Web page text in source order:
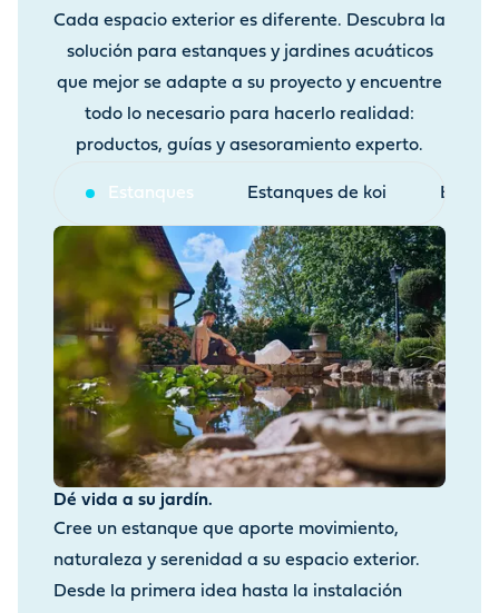
Cada espacio exterior es diferente. Descubra la
solución para estanques y jardines acuáticos
que mejor se adapte a su proyecto y encuentre
todo lo necesario para hacerlo realidad:
productos, guías y asesoramiento experto.
Estanques Estanques de koi
Dé vida a su jardín.
Cree un estanque que aporte movimiento,
naturaleza y serenidad a su espacio exterior.
Desde la primera idea hasta la instalación